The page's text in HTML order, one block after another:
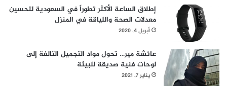
إطلاق الساعة الأكثر تطوراً في السعودية لتحسين
معدلات الصحة واللياقة في المنزل
أبريل 4, 2020
عائشة مير… تحول مواد التجميل التالفة إلى
لوحات فنية صديقة للبيئة
يناير 7, 2021